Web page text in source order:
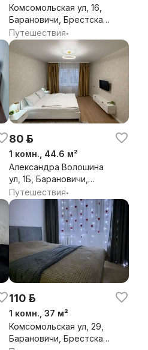
Комсомольская ул, 16,
Барановичи, Брестская
обл.
Путешествия•
80 р.
1 комн., 44.6 м²
Александра Волошина
ул, 1Б, Барановичи,
Брестская обл.
Путешествия•
110 р.
1 комн., 37 м²
Комсомольская ул, 29,
Барановичи, Брестская